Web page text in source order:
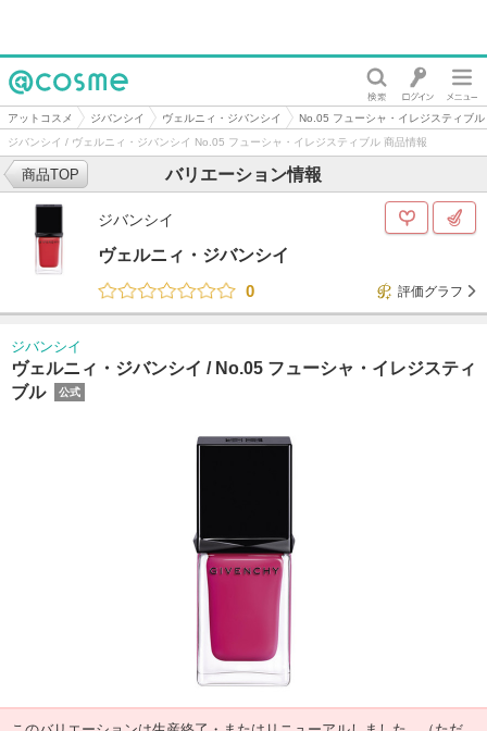
@cosme
アットコスメ ジバンシイ ヴェルニィ・ジバンシイ
No.05 フューシャ・イレジスティブル
ジバンシイ / ヴェルニィ・ジバンシイ No.05 フューシャ・イレジスティブル 商品情報
バリエーション情報
商品TOP
ジバンシイ
ヴェルニィ・ジバンシイ
0
評価グラフ
ジバンシイ
ヴェルニィ・ジバンシイ / No.05 フューシャ・イレジスティ
ブル
公式